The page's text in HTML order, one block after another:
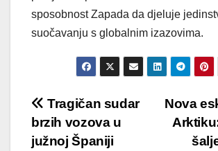
sposobnost Zapada da djeluje
suočavanju s globalnim izazovima.
Post
navigation
Nova
Tragičan sudar
brzih vozova u
južnoj Španiji